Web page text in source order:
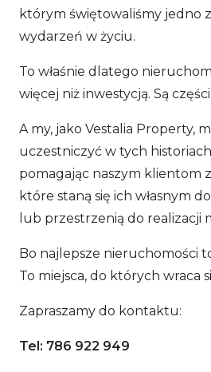
którym świętowaliśmy jedno
wydarzeń w życiu.
To właśnie dlatego
więcej niż inwestycją. Są
A my, jako Vestalia Property,
uczestniczyć w tych
pomagając naszym klientom
które staną się ich własnym
lub przestrzenią do realizacji
Bo najlepsze nieruchomości
To miejsca, do których wraca
Zapraszamy do kontaktu:
Tel: 786 922 949